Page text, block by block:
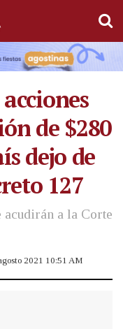
de $280
dejo de
127
a la Corte
2021 10:51 AM